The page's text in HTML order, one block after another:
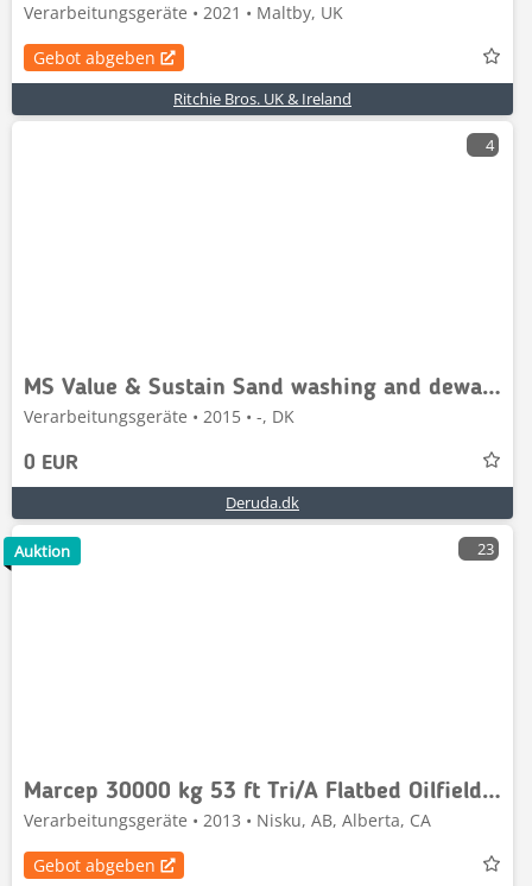
Verarbeitungsgeräte • 2021 • Maltby, UK
Gebot abgeben
Ritchie Bros. UK & Ireland
4
MS Value & Sustain Sand washing and dewatering/ su
Verarbeitungsgeräte • 2015 • -, DK
0 EUR
Deruda.dk
23
Marcep 30000 kg 53 ft Tri/A Flatbed Oilfield Trail
Verarbeitungsgeräte • 2013 • Nisku, AB, Alberta, CA
Gebot abgeben
Auktion